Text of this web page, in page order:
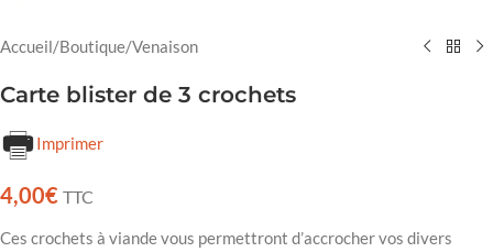
Accueil/Boutique/Venaison
Carte blister de 3 crochets
Imprimer
4,00€ TTC
Ces crochets à viande vous permettront d’accrocher vos divers